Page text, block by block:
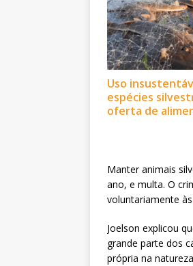
Uso
espécies
oferta de
Manter animais
ano, e multa. O
voluntariamente
Joelson explicou
grande parte dos
própria na